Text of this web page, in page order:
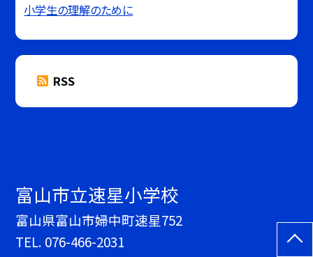
小学生の理解のために
RSS
富山市立速星小学校
富山県富山市婦中町速星752
TEL. 076-466-2031